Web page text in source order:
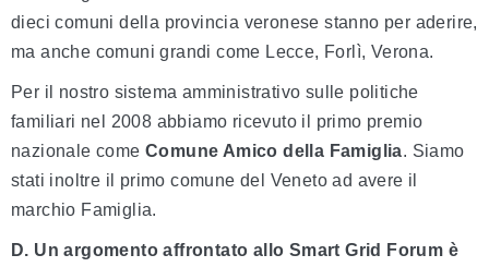
dieci comuni della provincia veronese stanno per aderire,
ma anche comuni grandi come Lecce, Forlì, Verona.
Per il nostro sistema amministrativo sulle politiche
familiari nel 2008 abbiamo ricevuto il primo premio
nazionale comeComune Amico della Famiglia. Siamo
stati inoltre il primo comune del Veneto ad avere il
marchio Famiglia.
D. Un argomento affrontato allo Smart Grid Forum è